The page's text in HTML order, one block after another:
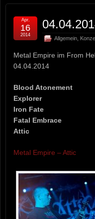
Allgemein
Apr.
16
2014
Metal Empire im From
04.04.2014
Blood Atonement
Explorer
Iron Fate
Fatal Embrace
Attic
Metal Empire – Attic